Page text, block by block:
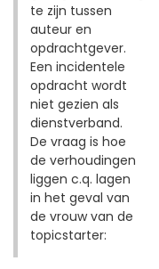
te zijn tussen
auteur en
opdrachtgever.
Een incidentele
opdracht wordt
niet gezien als
dienstverband.
De vraag is hoe
de verhoudingen
liggen c.q. lagen
in het geval van
de vrouw van de
topicstarter: